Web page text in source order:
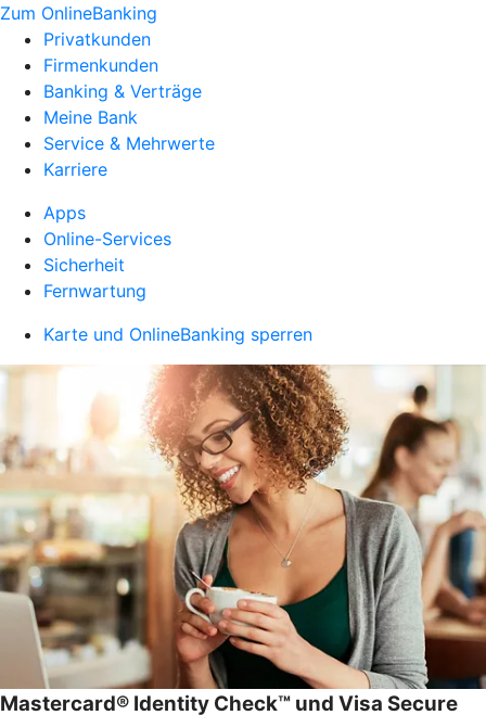
Zum OnlineBanking
Privatkunden
Firmenkunden
Banking & Verträge
Meine Bank
Service & Mehrwerte
Karriere
Apps
Online-Services
Sicherheit
Fernwartung
Karte und OnlineBanking sperren
Mastercard® Identity Check™ und Visa Secure